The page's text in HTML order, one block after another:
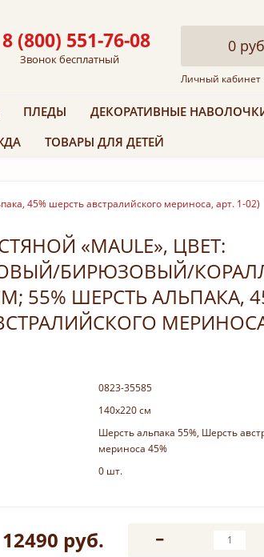
8 (800) 551-76-08
Звонок бесплатный
0
Личный кабинет
ПЛЕДЫ
ДЕКОРАТИВНЫЕ
ТОВАРЫ ДЛЯ ДЕТЕЙ
45% шерсть австралийского мериноса, арт. 1-02)
«MAULE», ЦВЕТ:
БИРЮЗОВЫЙ/
55% ШЕРСТЬ АЛЬПАКА,
0823-35585
140х220 см
Шерсть альпака 55%, Шерсть
мериноса 45%
0 шт.
12490 руб.